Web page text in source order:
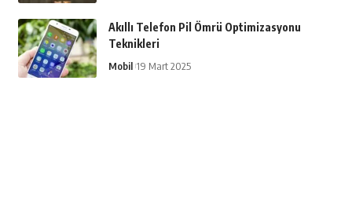
Akıllı Telefon Pil Ömrü Optimizasyonu
Teknikleri
Mobil 19 Mart 2025